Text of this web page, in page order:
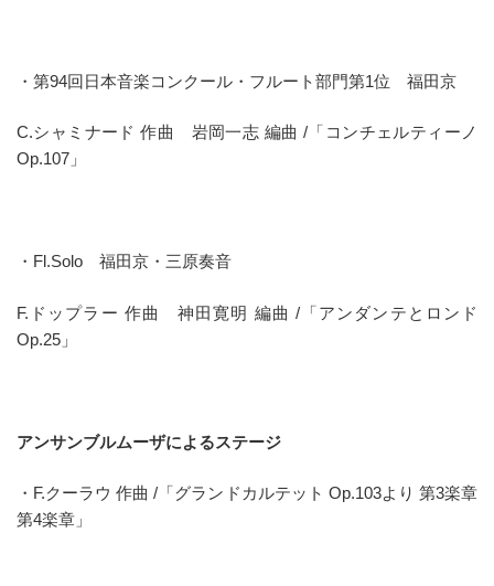
・第94回日本音楽コンクール・フルート部門第1位 福田京
C.シャミナード 作曲 岩岡一志 編曲 /「コンチェルティーノ
Op.107」
・Fl.Solo 福田京・三原奏音
F.ドップラー 作曲 神田寛明 編曲 /「アンダンテとロンド
Op.25」
アンサンブルムーザによるステージ
・F.クーラウ 作曲 /「グランドカルテット Op.103より 第3楽章
第4楽章」